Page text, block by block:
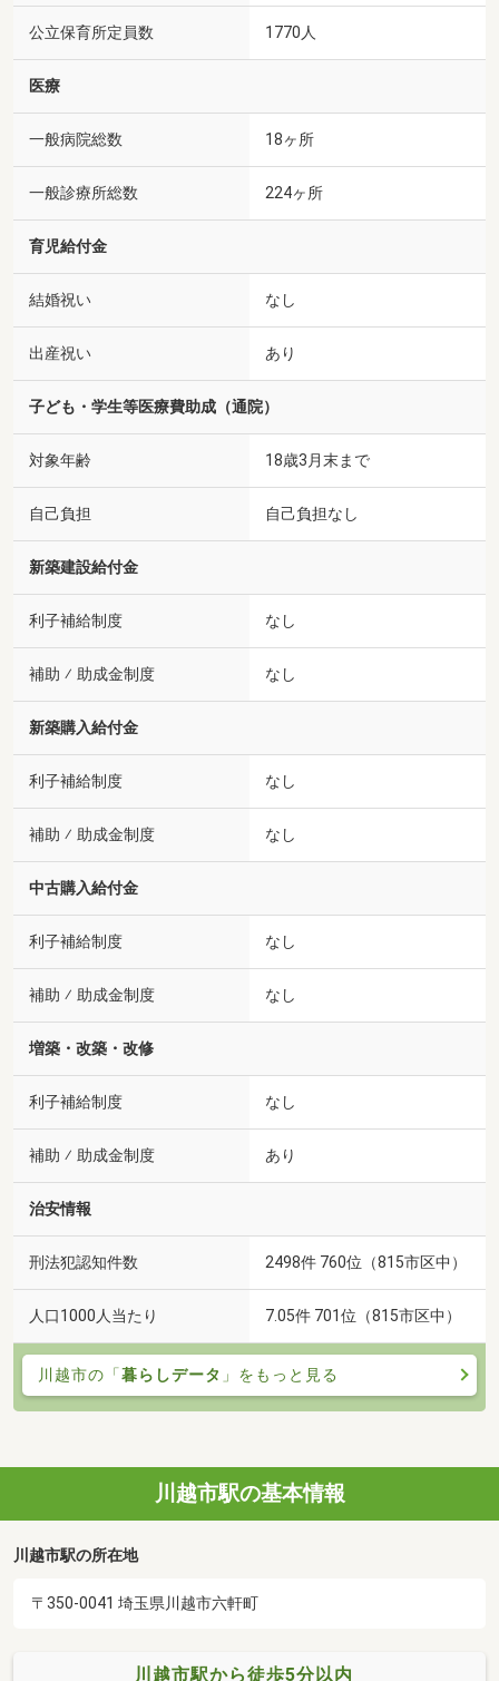
公立保育所定員数 1770人
医療
一般病院総数 18ヶ所
一般診療所総数 224ヶ所
育児給付金
結婚祝い なし
出産祝い あり
子ども・学生等医療費助成（通院）
対象年齢 18歳3月末まで
自己負担 自己負担なし
新築建設給付金
利子補給制度 なし
補助 ⁄ 助成金制度 なし
新築購入給付金
利子補給制度 なし
補助 ⁄ 助成金制度 なし
中古購入給付金
利子補給制度 なし
補助 ⁄ 助成金制度 なし
増築・改築・改修
利子補給制度 なし
補助 ⁄ 助成金制度 あり
治安情報
刑法犯認知件数 2498件 760位（815市区中）
人口1000人当たり 7.05件 701位（815市区中）
川越市の「暮らしデータ 」をもっと見る
川越市駅の基本情報
川越市駅の所在地
〒350-0041 埼玉県川越市六軒町
川越市駅から徒歩5分以内